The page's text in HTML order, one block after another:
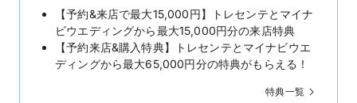
【予約&来店で最大15,000円】トレセンテとマイナ
ビウエディングから最大15,000円分の来店特典
【予約来店&購入特典】トレセンテとマイナビウエ
ディングから最大65,000円分の特典がもらえる！
特典一覧